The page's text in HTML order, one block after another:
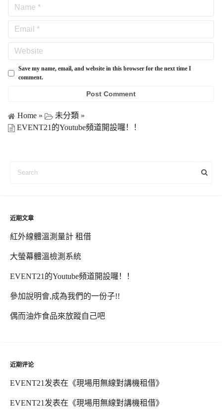
Save my name, email, and website in this browser for the next time I
comment.
Home » 未分類 »
EVENT21的Youtube頻道開設囉！！
近期文章
紅外線體溫測量計 租借
大螢幕體溫檢測系統
EVENT21的Youtube頻道開設囉！！
參加說明會,成為我們的一份子!!
偶而油炸食品來放蹤自己吧
近期评论
EVENT21 发表在《現場用無線對講機租借》
EVENT21 发表在《現場用無線對講機租借》